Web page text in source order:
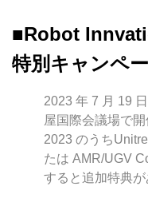
■Robot
特別キャンペ
2023 年 7 月 19
屋国際会議場で
2023 のうち
たは AMR/UGV
すると追加特典が